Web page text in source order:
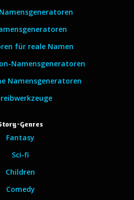
für reale Namen
Namensgeneratoren
Namensgeneratoren
Genres
Fantasy
Sci-fi
Children
Comedy